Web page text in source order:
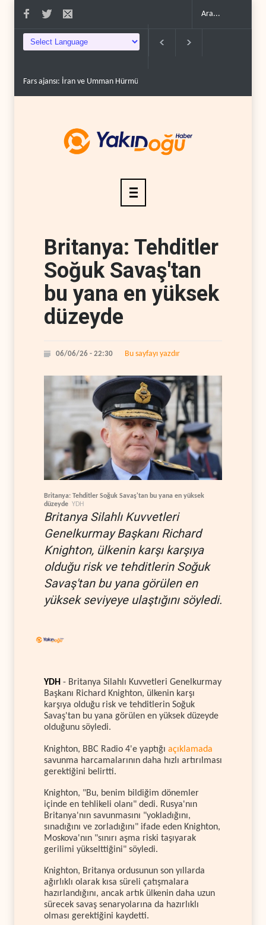
Fars ajansı: İran ve Umman Hürmüz Boğazı için geçiş..
Britanya: Tehditler
Soğuk Savaş'tan
bu yana en yüksek
düzeyde
06/06/26 - 22:30 Bu sayfayı yazdır
Britanya: Tehditler Soğuk Savaş'tan bu yana en yüksek
düzeyde YDH
Britanya Silahlı Kuvvetleri
Genelkurmay Başkanı Richard
Knighton, ülkenin karşı karşıya
olduğu risk ve tehditlerin Soğuk
Savaş'tan bu yana görülen en
yüksek seviyeye ulaştığını söyledi.
YDH - Britanya Silahlı Kuvvetleri Genelkurmay
Başkanı Richard Knighton, ülkenin karşı
karşıya olduğu risk ve tehditlerin Soğuk
Savaş'tan bu yana görülen en yüksek düzeyde
olduğunu söyledi.
Knighton, BBC Radio 4'e yaptığı açıklamada
savunma harcamalarının daha hızlı artırılması
gerektiğini belirtti.
Knighton, "Bu, benim bildiğim dönemler
içinde en tehlikeli olanı" dedi. Rusya'nın
Britanya'nın savunmasını "yokladığını,
sınadığını ve zorladığını" ifade eden Knighton,
Moskova'nın "sınırı aşma riski taşıyarak
gerilimi yükselttiğini" söyledi.
Knighton, Britanya ordusunun son yıllarda
ağırlıklı olarak kısa süreli çatışmalara
hazırlandığını, ancak artık ülkenin daha uzun
sürecek savaş senaryolarına da hazırlıklı
olması gerektiğini kaydetti.